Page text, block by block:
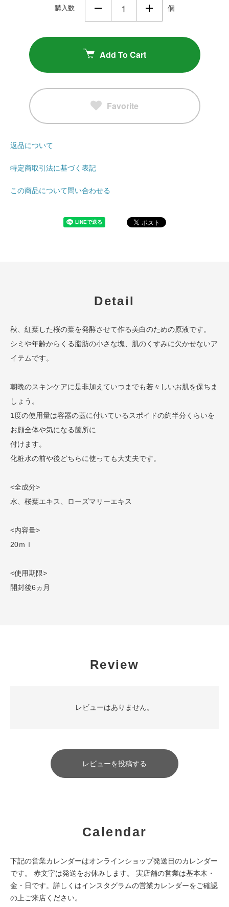
購入数 個
Add To Cart
Favorite
返品について
特定商取引法に基づく表記
この商品について問い合わせる
Detail
秋、紅葉した桜の葉を発酵させて作る美白のための原液です。
シミや年齢からくる脂肪の小さな塊、肌のくすみに欠かせないア
イテムです。
朝晩のスキンケアに是非加えていつまでも若々しいお肌を保ちま
しょう。
1度の使用量は容器の蓋に付いているスポイドの約半分くらいを
お顔全体や気になる箇所に
付けます。
化粧水の前や後どちらに使っても大丈夫です。
<全成分>
水、桜葉エキス、ローズマリーエキス
<内容量>
20ｍｌ
<使用期限>
開封後6ヵ月
Review
レビューはありません。
レビューを投稿する
Calendar
下記の営業カレンダーはオンラインショップ発送日のカレンダー
です。 赤文字は発送をお休みします。 実店舗の営業は基本木・
金・日です。詳しくはインスタグラムの営業カレンダーをご確認
の上ご来店ください。